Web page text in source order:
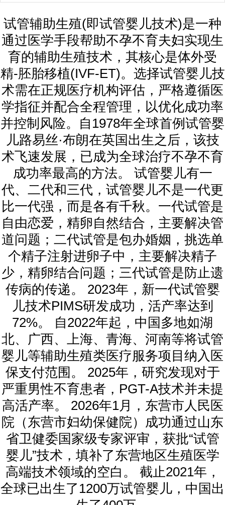
试管辅助生殖(即试管婴儿技术)是一种
通过医学手段帮助不孕不育夫妇实现生
育的辅助生殖技术，其核心是体外受
精-胚胎移植(IVF-ET)。选择试管婴儿技
术需在正规医疗机构评估，严格遵循医
学指征并配合全程管理，以优化成功率
并控制风险。自1978年全球首例试管婴
儿路易丝·布朗在英国出生之后，该技
术飞速发展，已成为全球治疗不孕不育
成功率最高的方法。 试管婴儿有一
代、二代和三代，试管婴儿不是一代更
比一代强，而是各有千秋。一代试管是
自由恋爱，精卵自然结合，主要解决管
道问题；二代试管是包办婚姻，挑选单
个精子注射进卵子中，主要解决精子
少，精卵结合问题；三代试管是防止遗
传病的传递。 2023年，新一代试管婴
儿技术PIMS研发成功，活产率达到
72%。 自2022年起，中国多地如湖
北、广西、上海、青海、河南等将试管
婴儿等辅助生殖类医疗服务项目纳入医
保支付范围。 2025年，研究发现对于
严重男性不育患者，PGT-A技术并未提
高活产率。 2026年1月，东营市人民医
院（东营市妇幼保健院）成功通过山东
省卫健委国家级专家评审，获批“试管
婴儿”技术，填补了东营地区生殖医学
高端技术领域的空白。 截止2021年，
全球已出生了1200万试管婴儿，中国出